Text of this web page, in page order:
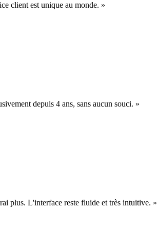
client est unique au monde. »
depuis 4 ans, sans aucun souci. »
plus. L'interface reste fluide et très intuitive. »